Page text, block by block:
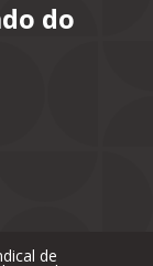
do
de